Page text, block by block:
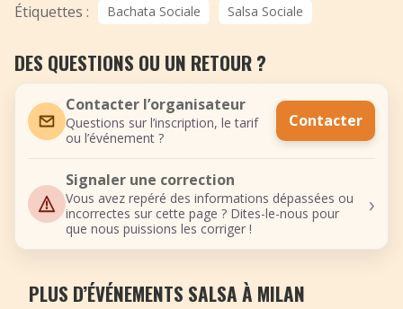
Étiquettes : Bachata Sociale Salsa Sociale
DES QUESTIONS OU UN RETOUR ?
Contacter l’organisateur
Questions sur l’inscription, le tarif
ou l’événement ?
Contacter
Signaler une correction
Vous avez repéré des informations dépassées ou
incorrectes sur cette page ? Dites-le-nous pour
que nous puissions les corriger !
›
PLUS D’ÉVÉNEMENTS SALSA À MILAN